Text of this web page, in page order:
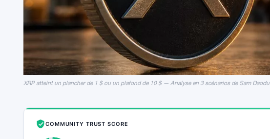
XRP atteint un plancher de 1 $ ou un plafond de 10 $ — Analyse en 3 scénarios de Sam Daodu
COMMUNITY TRUST SCORE